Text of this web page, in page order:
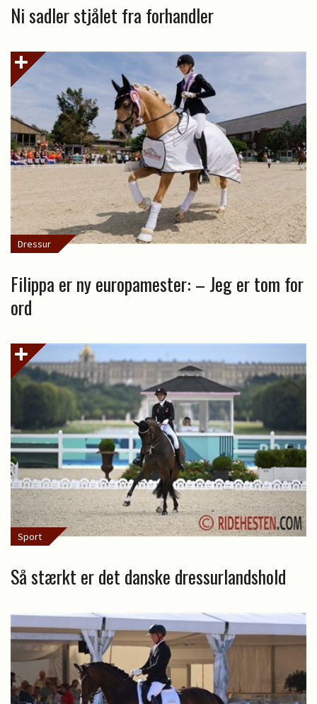
Ni sadler stjålet fra forhandler
Dressur
Filippa er ny europamester: – Jeg er tom for
ord
Sport
Så stærkt er det danske dressurlandshold